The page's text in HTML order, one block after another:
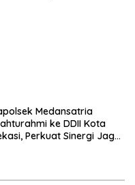
Medansatria
ke DDII Kota
Perkuat Sinergi Jaga